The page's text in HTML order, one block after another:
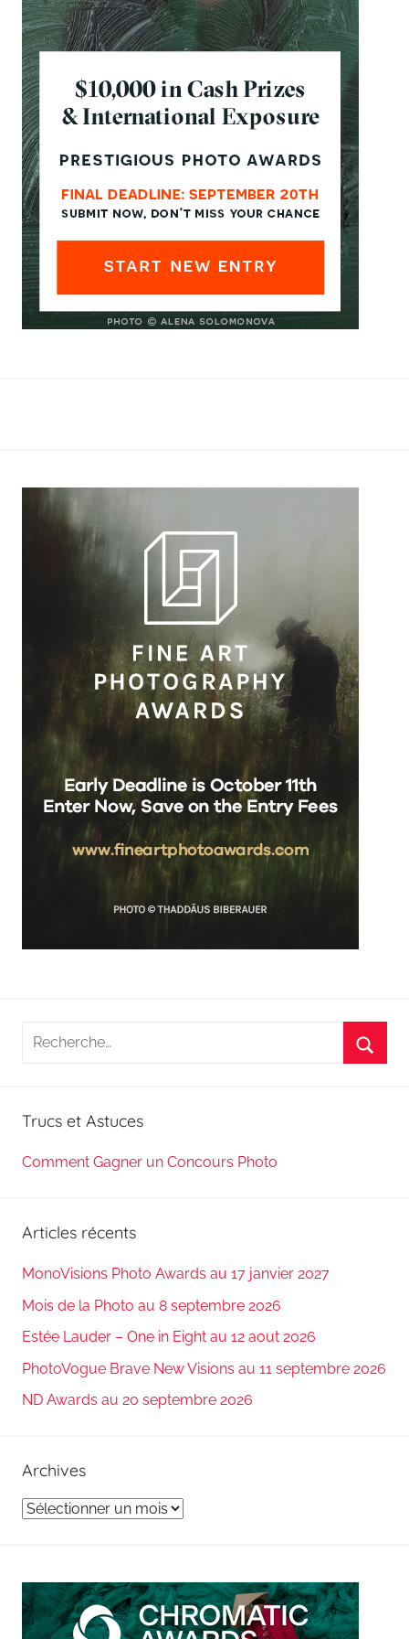
Recherche
Trucs et Astuces
Comment Gagner un Concours Photo
Articles récents
MonoVisions Photo Awards au 17 janvier 2027
Mois de la Photo au 8 septembre 2026
Estée Lauder – One in Eight au 12 aout 2026
PhotoVogue Brave New Visions au 11 septembre 2026
ND Awards au 20 septembre 2026
Archives
Archives